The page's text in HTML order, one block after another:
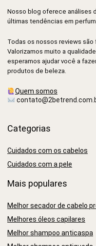
Nosso blog oferece análises
últimas tendências em
Todas os nossos reviews
Valorizamos muito a
esperamos ajudar você a
produtos de beleza.
Quem somos
Categorias
Cuidados com os cabelos
Cuidados com a pele
Mais populares
Melhor secador de cabelo
Melhores óleos capilares
Melhor shampoo anticaspa